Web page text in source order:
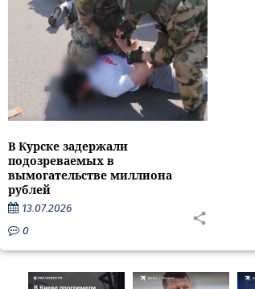
В Курске задержали
подозреваемых в
вымогательстве миллиона
рублей
13.07.2026
0